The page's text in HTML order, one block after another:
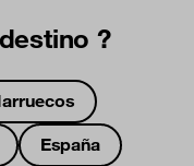
?
España